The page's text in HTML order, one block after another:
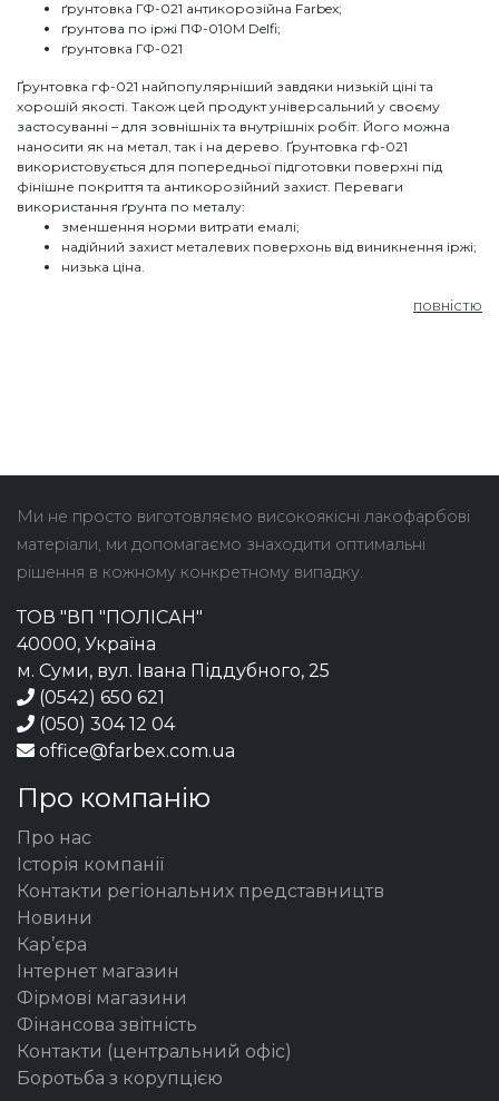
ґрунтовка ГФ-021 антикорозійна Farbex;
ґрунтова по іржі ПФ-010М Delfi;
ґрунтовка ГФ-021
Ґрунтовка гф-021 найпопулярніший завдяки низькій ціні та
хорошій якості. Також цей продукт універсальний у своєму
застосуванні – для зовнішніх та внутрішніх робіт. Його можна
наносити як на метал, так і на дерево. Ґрунтовка гф-021
використовується для попередньої підготовки поверхні під
фінішне покриття та антикорозійний захист. Переваги
використання ґрунта по металу:
зменшення норми витрати емалі;
надійний захист металевих поверхонь від виникнення іржі;
низька ціна.
повністю
Ми не просто виготовляємо високоякісні лакофарбові
матеріали, ми допомагаємо знаходити оптимальні
рішення в кожному конкретному випадку.
ТОВ "ВП "ПОЛІСАН"
40000, Україна
м. Суми, вул. Івана Піддубного, 25
(0542) 650 621
(050) 304 12 04
office@farbex.com.ua
Про компанію
Про нас
Історія компанії
Контакти регіональних представництв
Новини
Кар’єра
Інтернет магазин
Фірмові магазини
Фінансова звітність
Контакти (центральний офіс)
Боротьба з корупцією